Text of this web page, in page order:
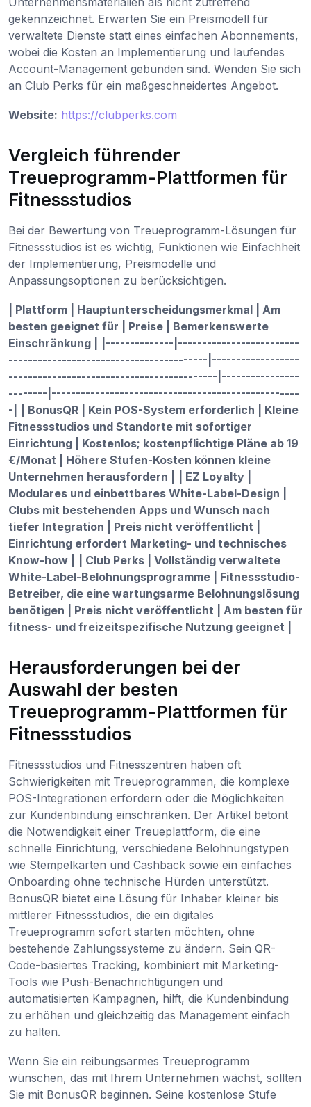
gekennzeichnet. Erwarten Sie ein Preismodell für
verwaltete Dienste statt eines einfachen Abonnements,
wobei die Kosten an Implementierung und laufendes
Account-Management gebunden sind. Wenden Sie sich
an Club Perks für ein maßgeschneidertes Angebot.
Website: https://clubperks.com
Vergleich führender
Treueprogramm-Plattformen für
Fitnessstudios
Bei der Bewertung von Treueprogramm-Lösungen für
Fitnessstudios ist es wichtig, Funktionen wie Einfachheit
der Implementierung, Preismodelle und
Anpassungsoptionen zu berücksichtigen.
| Plattform | Hauptunterscheidungsmerkmal | Am
besten geeignet für | Preise | Bemerkenswerte
Einschränkung |
|--------------|-------------------------
-----------------------------------------|------------------
-------------------------------------------|----------------
--------|---------------------------------------------------
-|
| BonusQR | Kein POS-System erforderlich | Kleine
Fitnessstudios und Standorte mit sofortiger
Einrichtung | Kostenlos; kostenpflichtige Pläne ab 19
€/Monat | Höhere Stufen-Kosten können kleine
Unternehmen herausfordern |
| EZ Loyalty |
Modulares und einbettbares White-Label-Design |
Clubs mit bestehenden Apps und Wunsch nach
tiefer Integration | Preis nicht veröffentlicht |
Einrichtung erfordert Marketing- und technisches
Know-how |
| Club Perks | Vollständig verwaltete
White-Label-Belohnungsprogramme | Fitnessstudio-
Betreiber, die eine wartungsarme Belohnungslösung
benötigen | Preis nicht veröffentlicht | Am besten für
fitness- und freizeitspezifische Nutzung geeignet |
Herausforderungen bei der
Auswahl der besten
Treueprogramm-Plattformen für
Fitnessstudios
Fitnessstudios und Fitnesszentren haben oft
Schwierigkeiten mit Treueprogrammen, die komplexe
POS-Integrationen erfordern oder die Möglichkeiten
zur Kundenbindung einschränken. Der Artikel betont
die Notwendigkeit einer Treueplattform, die eine
schnelle Einrichtung, verschiedene Belohnungstypen
wie Stempelkarten und Cashback sowie ein einfaches
Onboarding ohne technische Hürden unterstützt.
BonusQR bietet eine Lösung für Inhaber kleiner bis
mittlerer Fitnessstudios, die ein digitales
Treueprogramm sofort starten möchten, ohne
bestehende Zahlungssysteme zu ändern. Sein QR-
Code-basiertes Tracking, kombiniert mit Marketing-
Tools wie Push-Benachrichtigungen und
automatisierten Kampagnen, hilft, die Kundenbindung
zu erhöhen und gleichzeitig das Management einfach
zu halten.
Wenn Sie ein reibungsarmes Treueprogramm
wünschen, das mit Ihrem Unternehmen wächst, sollten
Sie mit BonusQR beginnen. Seine kostenlose Stufe